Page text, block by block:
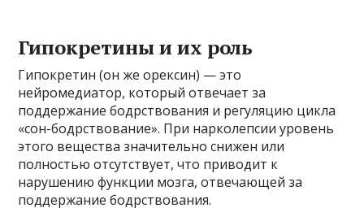
Гипокретины и их роль
Гипокретин (он же орексин) — это
нейромедиатор, который отвечает за
поддержание бодрствования и регуляцию цикла
«сон-бодрствование». При нарколепсии уровень
этого вещества значительно снижен или
полностью отсутствует, что приводит к
нарушению функции мозга, отвечающей за
поддержание бодрствования.